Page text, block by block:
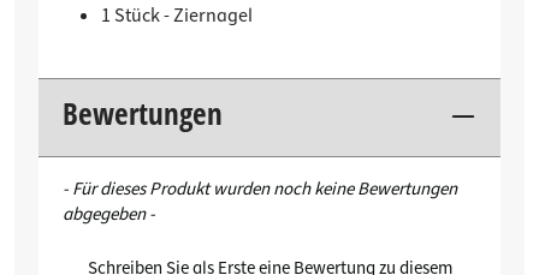
1 Stück - Ziernagel
Bewertungen
- Für dieses Produkt wurden noch keine Bewertungen
abgegeben -
Schreiben Sie als Erste eine Bewertung zu diesem
New content loaded